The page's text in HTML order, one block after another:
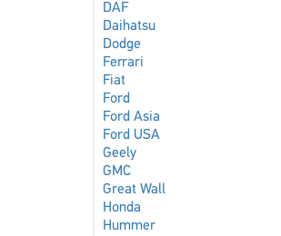
DAF
Daihatsu
Dodge
Ferrari
Fiat
Ford
Ford Asia
Ford USA
Geely
GMC
Great Wall
Honda
Hummer